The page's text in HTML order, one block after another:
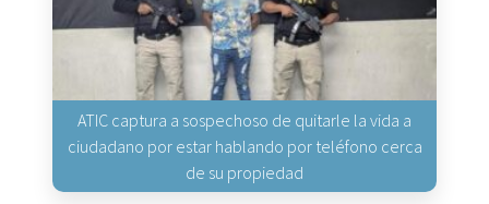
ATIC captura a sospechoso de quitarle la vida a
ciudadano por estar hablando por teléfono cerca
de su propiedad